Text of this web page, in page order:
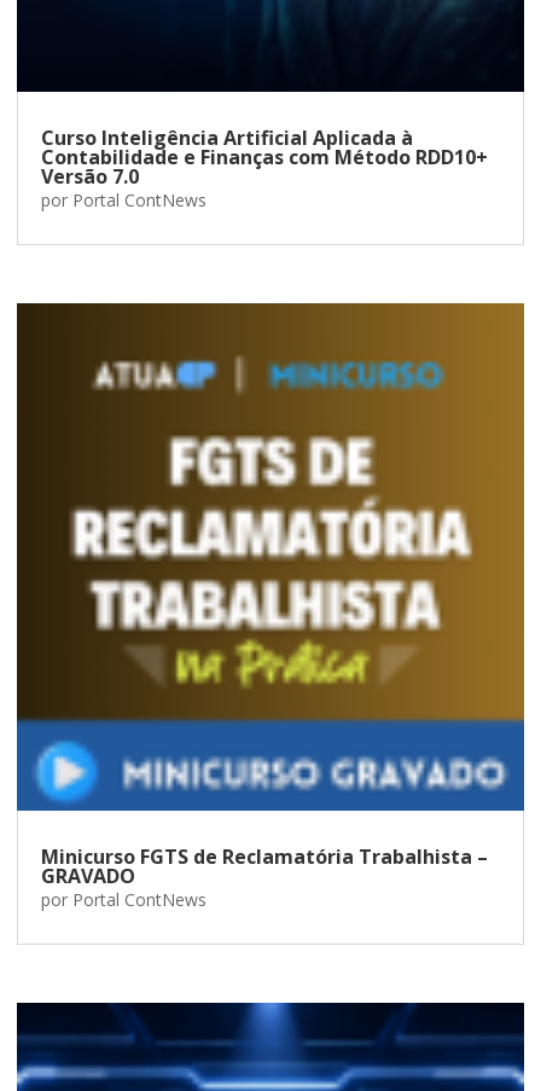
Curso Inteligência Artificial Aplicada à
Contabilidade e Finanças com Método RDD10+
Versão 7.0
por Portal ContNews
Minicurso FGTS de Reclamatória Trabalhista –
GRAVADO
por Portal ContNews